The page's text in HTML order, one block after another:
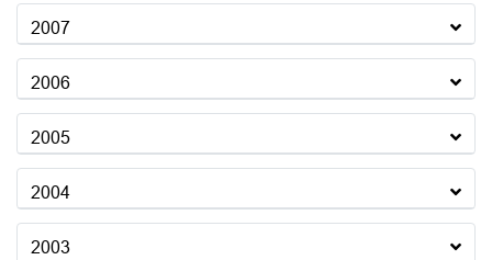
2007
2006
2005
2004
2003